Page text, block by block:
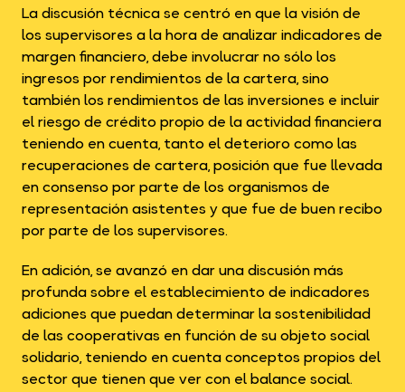
La discusión técnica se centró en que la visión de
los supervisores a la hora de analizar indicadores de
margen financiero, debe involucrar no sólo los
ingresos por rendimientos de la cartera, sino
también los rendimientos de las inversiones e incluir
el riesgo de crédito propio de la actividad financiera
teniendo en cuenta, tanto el deterioro como las
recuperaciones de cartera, posición que fue llevada
en consenso por parte de los organismos de
representación asistentes y que fue de buen recibo
por parte de los supervisores.
En adición, se avanzó en dar una discusión más
profunda sobre el establecimiento de indicadores
adiciones que puedan determinar la sostenibilidad
de las cooperativas en función de su objeto social
solidario, teniendo en cuenta conceptos propios del
sector que tienen que ver con el balance social.